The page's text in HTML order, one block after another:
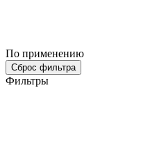
По применению
Сброс фильтра
Фильтры